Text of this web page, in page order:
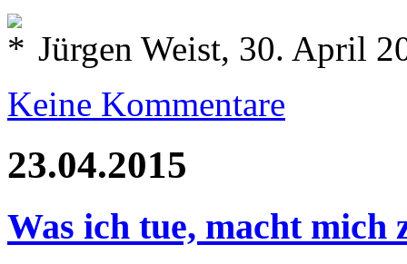
Jürgen Weist, 30. April
Keine Kommentare
23.04.2015
Was ich tue, macht